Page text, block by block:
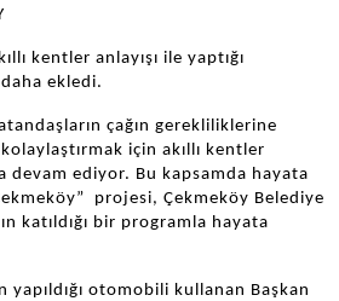
kentler anlayışı ile yaptığı
ekledi.
çağın gerekliliklerine
için akıllı kentler
devam ediyor. Bu kapsamda hayata
projesi, Çekmeköy Belediye
katıldığı bir programla hayata
otomobili kullanan Başkan